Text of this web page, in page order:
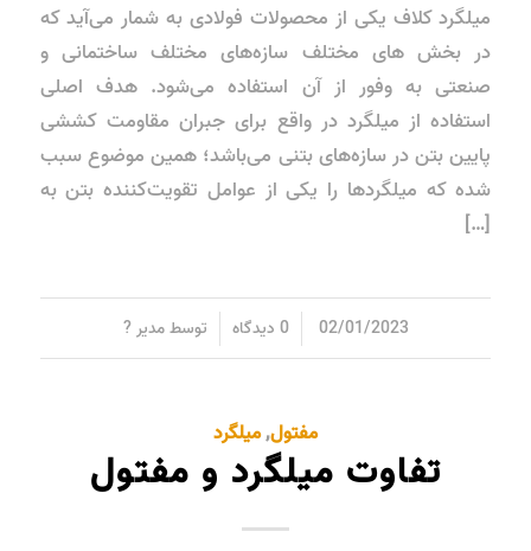
میلگرد کلاف یکی از محصولات فولادی به شمار می‌آید که
در بخش های مختلف سازه‌های مختلف ساختمانی و
صنعتی به وفور از آن استفاده می‌شود. هدف اصلی
استفاده از میلگرد در واقع برای جبران مقاومت کششی
پایین بتن در سازه‌های بتنی می‌باشد؛ همین موضوع سبب
شده که میلگردها را یکی از عوامل تقویت‌کننده بتن به
[…]
02/01/2023
/ 0 دیدگاه توسطمدیر ?
مفتول,میلگرد
تفاوت میلگرد و مفتول